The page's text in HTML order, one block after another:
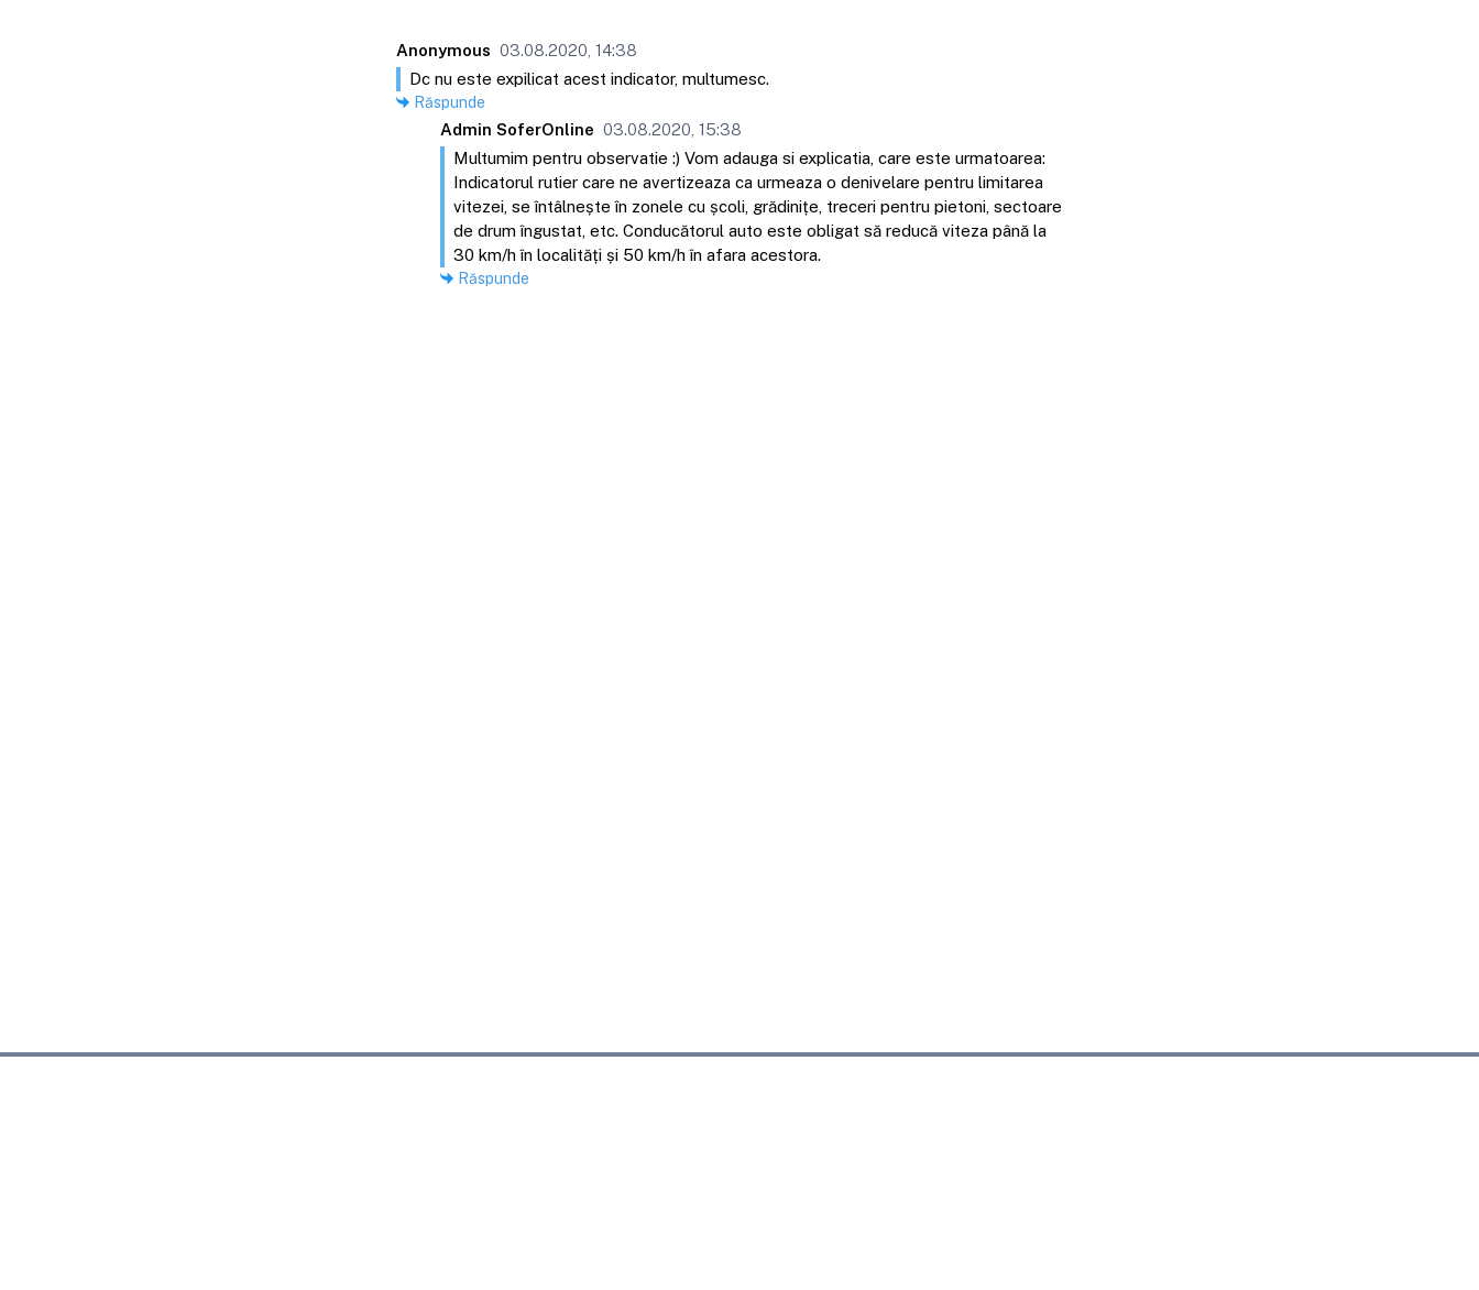
Anonymous 03.08.2020, 14:38
Dc nu este expilicat acest indicator, multumesc.
Răspunde
Admin SoferOnline 03.08.2020, 15:38
Multumim pentru observatie :) Vom adauga si explicatia, care este urmatoarea:
Indicatorul rutier care ne avertizeaza ca urmeaza o denivelare pentru limitarea
vitezei, se întâlnește în zonele cu școli, grădinițe, treceri pentru pietoni, sectoare
de drum îngustat, etc. Conducătorul auto este obligat să reducă viteza până la
30 km/h în localități și 50 km/h în afara acestora.
Răspunde